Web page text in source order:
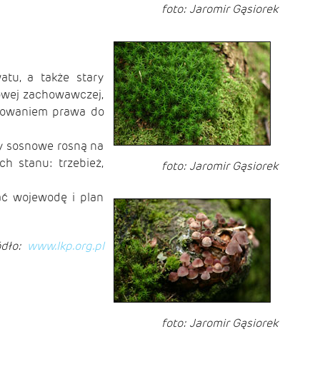
foto: Jaromir Gąsiorek
foto: Jaromir Gąsiorek
foto: Jaromir Gąsiorek
a także stary
zachowawczej,
prawa do
sosnowe rosną na
stanu: trzebież,
wojewodę i plan
www.lkp.org.pl